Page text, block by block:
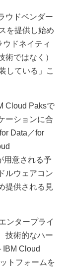
ウドベンダー
を提供し始め
ドネイティ
術ではなく）
している」こ
Cloud Paksで
ーションに合
Data／for
用意される予
ルウェアコン
提供される見
ンタープライ
技術的なハー
IBM Cloud
トフォームを